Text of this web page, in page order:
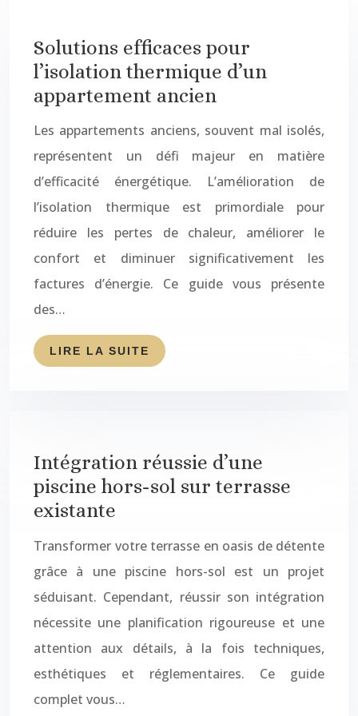
Solutions efficaces pour
l’isolation thermique d’un
appartement ancien
Les appartements anciens, souvent mal isolés,
représentent un défi majeur en matière
d’efficacité énergétique. L’amélioration de
l’isolation thermique est primordiale pour
réduire les pertes de chaleur, améliorer le
confort et diminuer significativement les
factures d’énergie. Ce guide vous présente
des…
LIRE LA SUITE
Intégration réussie d’une
piscine hors-sol sur terrasse
existante
Transformer votre terrasse en oasis de détente
grâce à une piscine hors-sol est un projet
séduisant. Cependant, réussir son intégration
nécessite une planification rigoureuse et une
attention aux détails, à la fois techniques,
esthétiques et réglementaires. Ce guide
complet vous…